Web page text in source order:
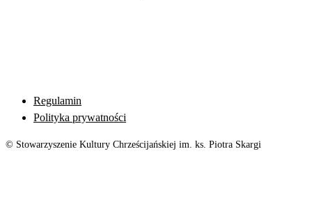
Regulamin
Polityka prywatności
© Stowarzyszenie Kultury Chrześcijańskiej im. ks. Piotra Skargi